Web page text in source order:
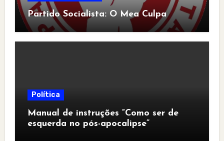
Partido Socialista: O Mea Culpa
Política
Manual de instruções “Como ser de
esquerda no pós-apocalipse”